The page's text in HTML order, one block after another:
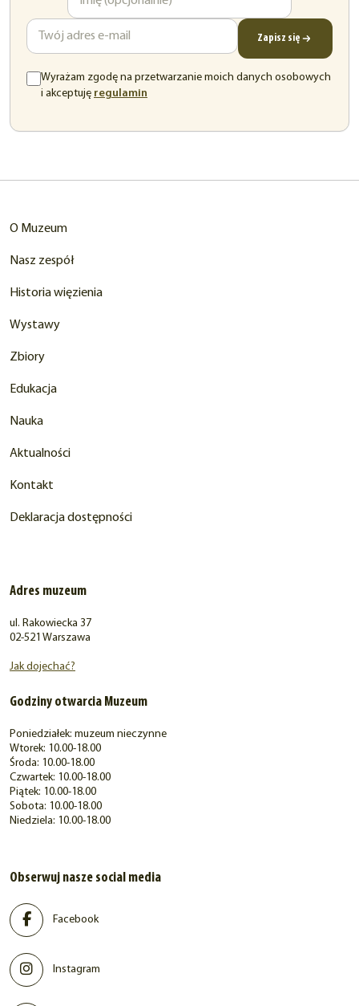
Zapisz się
Wyrażam zgodę na przetwarzanie moich danych osobowych
i akceptuję regulamin
O Muzeum
Nasz zespół
Historia więzienia
Wystawy
Zbiory
Edukacja
Nauka
Aktualności
Kontakt
Deklaracja dostępności
Adres muzeum
ul. Rakowiecka 37
02-521 Warszawa
Jak dojechać?
Godziny otwarcia Muzeum
Poniedziałek: muzeum nieczynne
Wtorek: 10.00-18.00
Środa: 10.00-18.00
Czwartek: 10.00-18.00
Piątek: 10.00-18.00
Sobota: 10.00-18.00
Niedziela: 10.00-18.00
Obserwuj nasze social media
Facebook
Instagram